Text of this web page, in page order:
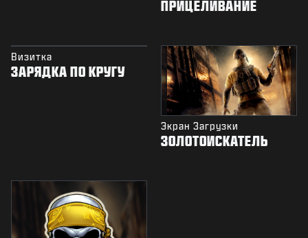
ПРИЦЕЛИВАНИЕ
Визитка
ЗАРЯДКА ПО КРУГУ
Экран Загрузки
ЗОЛОТОИСКАТЕЛЬ